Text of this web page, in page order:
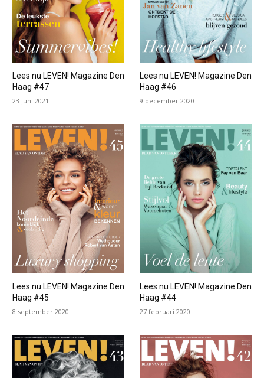
Lees nu LEVEN! Magazine Den
Haag #47
23 juni 2021
Lees nu LEVEN! Magazine Den
Haag #46
9 december 2020
Lees nu LEVEN! Magazine Den
Haag #45
8 september 2020
Lees nu LEVEN! Magazine Den
Haag #44
27 februari 2020